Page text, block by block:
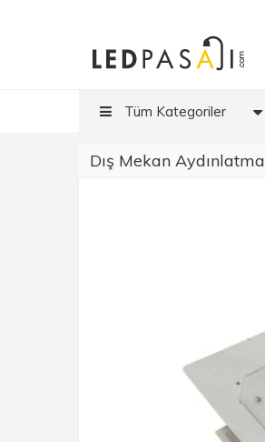
Tüm Kategoriler
Dış Mekan Aydınlatma